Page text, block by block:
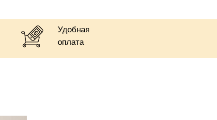
Удобная
оплата